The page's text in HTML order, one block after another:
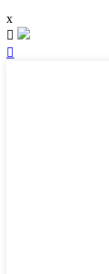
x

